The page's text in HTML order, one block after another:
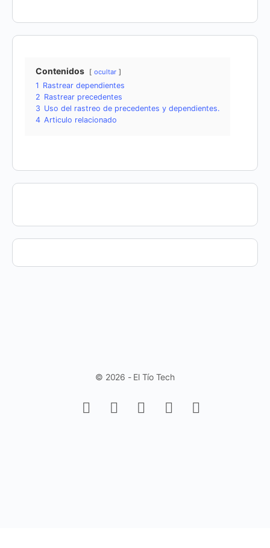
Contenidos ocultar
1 Rastrear dependientes
2 Rastrear precedentes
3 Uso del rastreo de precedentes y dependientes.
4 Articulo relacionado
© 2026 - El Tío Tech